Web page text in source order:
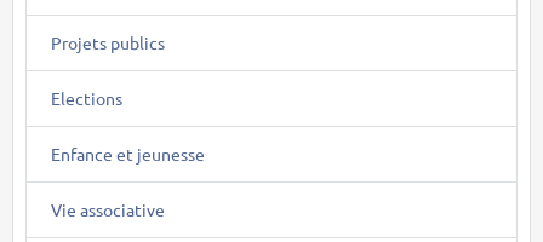
Projets publics
Elections
Enfance et jeunesse
Vie associative